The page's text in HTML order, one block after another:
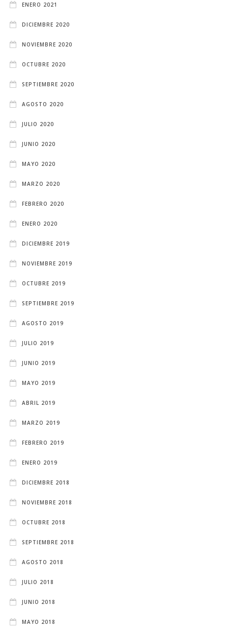
ENERO 2021
DICIEMBRE 2020
NOVIEMBRE 2020
OCTUBRE 2020
SEPTIEMBRE 2020
AGOSTO 2020
JULIO 2020
JUNIO 2020
MAYO 2020
MARZO 2020
FEBRERO 2020
ENERO 2020
DICIEMBRE 2019
NOVIEMBRE 2019
OCTUBRE 2019
SEPTIEMBRE 2019
AGOSTO 2019
JULIO 2019
JUNIO 2019
MAYO 2019
ABRIL 2019
MARZO 2019
FEBRERO 2019
ENERO 2019
DICIEMBRE 2018
NOVIEMBRE 2018
OCTUBRE 2018
SEPTIEMBRE 2018
AGOSTO 2018
JULIO 2018
JUNIO 2018
MAYO 2018